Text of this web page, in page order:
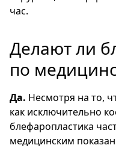
час.
Делают ли
по
Да. Несмотря на то,
как исключительно
блефаропластика
медицинским